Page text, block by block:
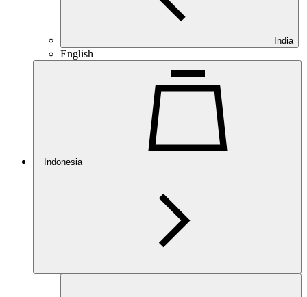
India
English
Indonesia